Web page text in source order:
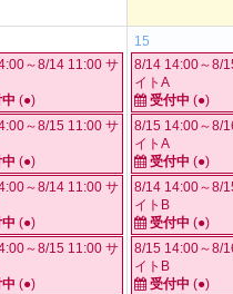
～8/14 11:00 サ
(●)
～8/15 11:00 サ
(●)
～8/14 11:00 サ
(●)
～8/15 11:00 サ
(●)
15
8/14 14:00～8/
イトA
受付中 (●)
8/15 14:00～8/
イトA
受付中 (●)
8/14 14:00～8/
イトB
受付中 (●)
8/15 14:00～8/
イトB
受付中 (●)